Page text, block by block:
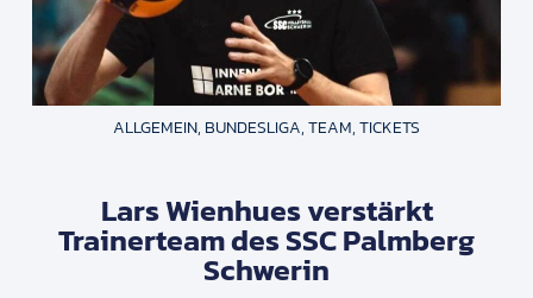
ALLGEMEIN, BUNDESLIGA,TEAM,TICKETS
Lars Wienhues verstärkt
Trainerteam des SSC Palmberg
Schwerin